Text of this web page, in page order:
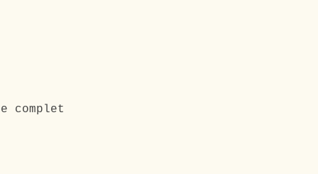
complet